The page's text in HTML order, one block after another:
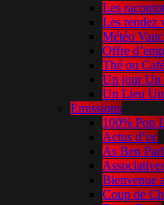
Les
Les rendez
Météo
Offre
Thé ou
Un jour Un
Un Lieu
Émissions
100% Pop
Actus d’oc
As Ben
Bienvenue
Coup de